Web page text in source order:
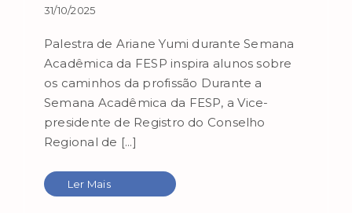
31/10/2025
Palestra de Ariane Yumi durante Semana
Acadêmica da FESP inspira alunos sobre
os caminhos da profissão Durante a
Semana Acadêmica da FESP, a Vice-
presidente de Registro do Conselho
Regional de [...]
Ler Mais